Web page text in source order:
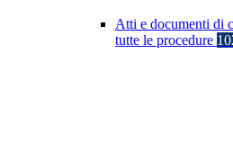
Atti e documenti di
tutte le procedure